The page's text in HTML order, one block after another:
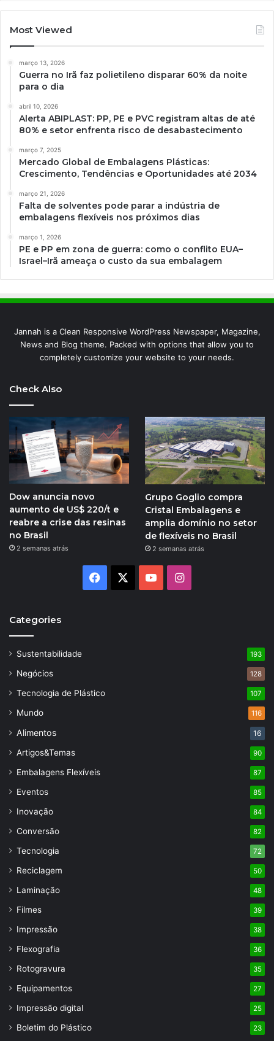
Most Viewed
março 13, 2026
Guerra no Irã faz polietileno disparar 60% da noite
para o dia
abril 10, 2026
Alerta ABIPLAST: PP, PE e PVC registram altas de até
80% e setor enfrenta risco de desabastecimento
março 7, 2025
Mercado Global de Embalagens Plásticas:
Crescimento, Tendências e Oportunidades até 2034
março 21, 2026
Falta de solventes pode parar a indústria de
embalagens flexíveis nos próximos dias
março 1, 2026
PE e PP em zona de guerra: como o conflito EUA–
Israel–Irã ameaça o custo da sua embalagem
Jannah is a Clean Responsive WordPress Newspaper, Magazine,
News and Blog theme. Packed with options that allow you to
completely customize your website to your needs.
Check Also
Dow anuncia novo
aumento de US$ 220/t e
reabre a crise das resinas
no Brasil
2 semanas atrás
Grupo Goglio compra
Cristal Embalagens e
amplia domínio no setor
de flexíveis no Brasil
2 semanas atrás
Facebook YouTubeInstagram
Categories
Sustentabilidade 193
Negócios 128
Tecnologia de Plástico 107
Mundo 116
Alimentos 16
Artigos&Temas 90
Embalagens Flexíveis 87
Eventos 85
Inovação 84
Conversão 82
Tecnologia 72
Reciclagem 50
Laminação 48
Filmes 39
Impressão 38
Flexografia 36
Rotogravura 35
Equipamentos 27
Impressão digital 25
Boletim do Plástico 23